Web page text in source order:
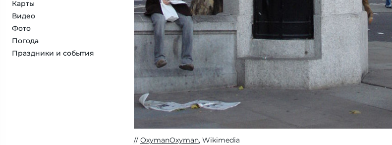
Карты
Видео
Фото
Погода
Праздники и события
OxymanOxyman, Wikimedia